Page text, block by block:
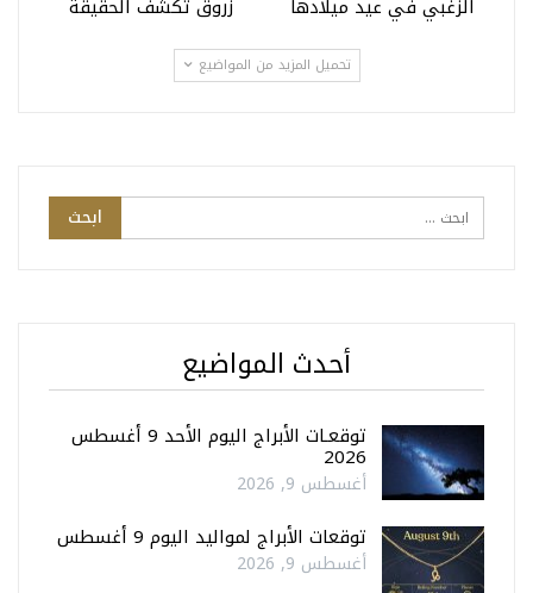
تحميل المزيد من المواضيع
أحدث المواضيع
توقعـات الأبراج اليوم الأحد 9 أغسطس
2026
أغسطس 9, 2026
توقعات الأبراج لمواليد اليوم 9 أغسطس
أغسطس 9, 2026